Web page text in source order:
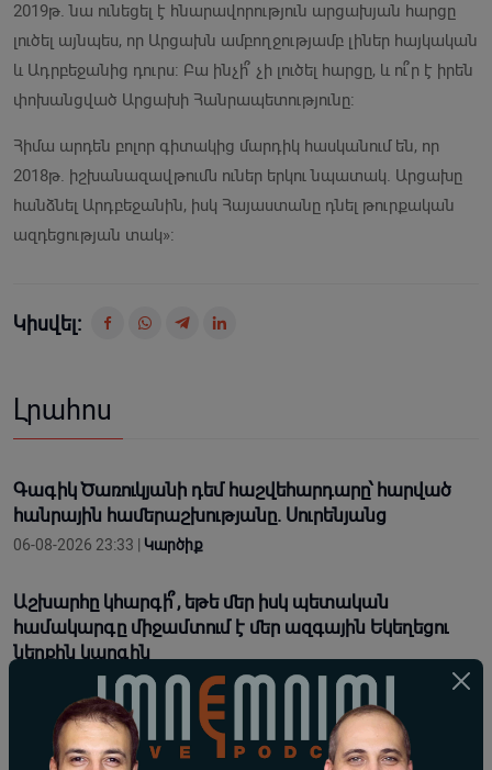
2019թ. նա ունեցել է հնարավորություն արցախյան հարցը
լուծել այնպես, որ Արցախն ամբողջությամբ լիներ հայկական
և Ադրբեջանից դուրս: Բա ինչի՞ չի լուծել հարցը, և ու՞ր է իրեն
փոխանցված Արցախի Հանրապետությունը:
Հիմա արդեն բոլոր գիտակից մարդիկ հասկանում են, որ
2018թ. իշխանազավթումն ուներ երկու նպատակ. Արցախը
հանձնել Արդբեջանին, իսկ Հայաստանը դնել թուրքական
ազդեցության տակ»:
Կիսվել:
Լրահոս
Գագիկ Ծառուկյանի դեմ հաշվեհարդարը՝ հարված
հանրային համերաշխությանը. Սուրենյանց
06-08-2026 23:33 | Կարծիք
Աշխարհը կհարգի՞, եթե մեր իսկ պետական
համակարգը միջամտում է մեր ազգային Եկեղեցու
ներքին կարգին
06-08-2026 19:50 |Կարծիք
«Բարգավաճ Հայաստան» կուսակցության
անդամները կլինեն Վաղարշապատում՝ դատարանի